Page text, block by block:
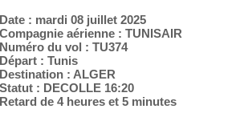
Date : mardi 08 juillet 2025
Compagnie aérienne : TUNISAIR
Numéro du vol : TU374
Départ : Tunis
Destination : ALGER
Statut : DECOLLE 16:20
Retard de 4 heures et 5 minutes